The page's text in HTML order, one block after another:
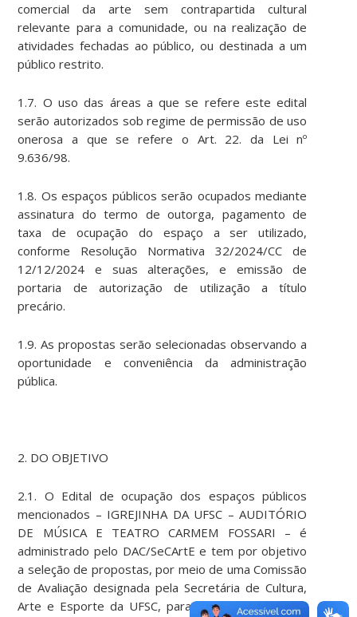
comercial da arte sem contrapartida cultural
relevante para a comunidade, ou na realização de
atividades fechadas ao público, ou destinada a um
público restrito.
1.7. O uso das áreas a que se refere este edital
serão autorizados sob regime de permissão de uso
onerosa a que se refere o Art. 22. da Lei nº
9.636/98.
1.8. Os espaços públicos serão ocupados mediante
assinatura do termo de outorga, pagamento de
taxa de ocupação do espaço a ser utilizado,
conforme Resolução Normativa 32/2024/CC de
12/12/2024 e suas alterações, e emissão de
portaria de autorização de utilização a título
precário.
1.9. As propostas serão selecionadas observando a
oportunidade e conveniência da administração
pública.
2. DO OBJETIVO
2.1. O Edital de ocupação dos espaços públicos
mencionados – IGREJINHA DA UFSC – AUDITÓRIO
DE MÚSICA E TEATRO CARMEM FOSSARI – é
administrado pelo DAC/SeCArtE e tem por objetivo
a seleção de propostas, por meio de uma Comissão
de Avaliação designada pela Secretária de Cultura,
Arte e Esporte da UFSC, para a ocupação desses